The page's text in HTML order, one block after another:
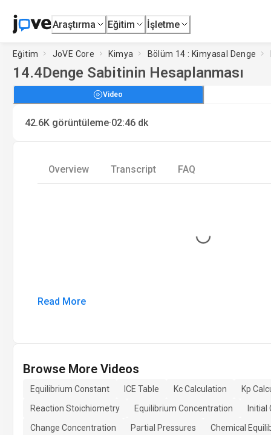
Araştırma Eğitim İşletme
Eğitim JoVE Core Kimya Bölüm 14 : Kimyasal Denge
14.4Denge Sabitinin Hesaplanması
Video
42.6K görüntüleme·02:46 dk
Overview Transcript FAQ
Loading...
Read More
Browse More Videos
Equilibrium Constant ICE Table Kc Calculation
Kp
Reaction Stoichiometry
Equilibrium Concentration
Initial
Change Concentration
Partial Pressures Chemical